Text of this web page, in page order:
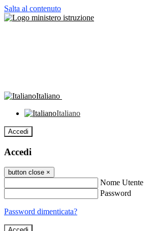
Salta al contenuto
Italiano
Italiano
Accedi
Accedi
button close ×
Nome Utente
Password
Password dimenticata?